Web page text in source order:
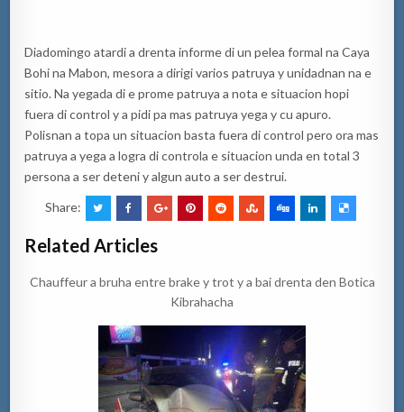
Diadomingo atardi a drenta informe di un pelea formal na Caya
Bohi na Mabon, mesora a dirigi varios patruya y unidadnan na e
sitio. Na yegada di e prome patruya a nota e situacion hopi
fuera di control y a pidi pa mas patruya yega y cu apuro.
Polisnan a topa un situacion basta fuera di control pero ora mas
patruya a yega a logra di controla e situacion unda en total 3
persona a ser deteni y algun auto a ser destrui.
Share:
Related Articles
Chauffeur a bruha entre brake y trot y a bai drenta den Botica
Kibrahacha